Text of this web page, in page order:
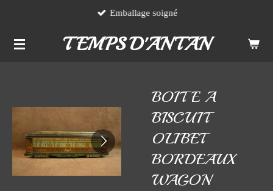
contenu
TEMPS D'ANTAN
Emballage soigné
BOITE A
BISCUIT
OLIBET
BORDEAUX
WAGON